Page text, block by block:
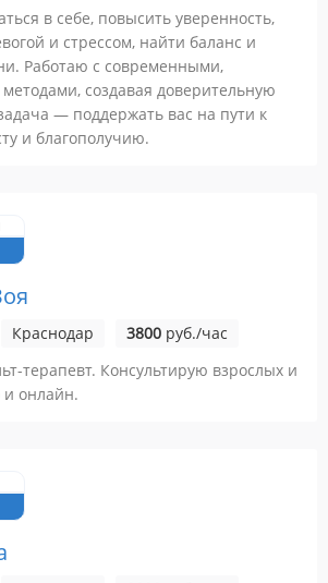
в себе, повысить уверенность,
и стрессом, найти баланс и
Работаю с современными,
создавая доверительную
— поддержать вас на пути к
и благополучию.
Краснодар 3800 руб./час
терапевт. Консультирую взрослых и
и онлайн.